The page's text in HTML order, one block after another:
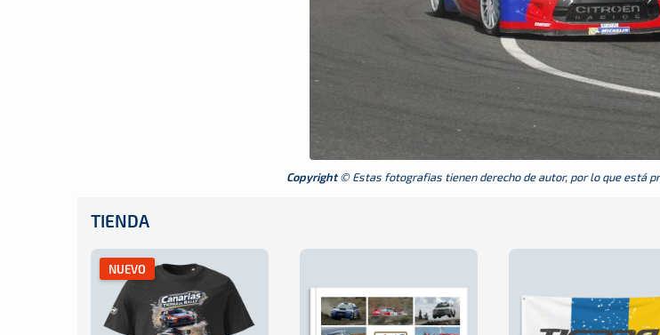
Copyright© Estas fotografias tienen derecho de autor, por lo que está
TIENDA
NUEVO